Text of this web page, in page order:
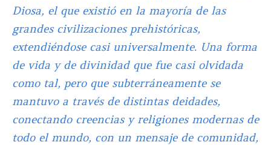
Diosa, el que existió en la mayoría de las
grandes civilizaciones prehistóricas,
extendiéndose casi universalmente. Una forma
de vida y de divinidad que fue casi olvidada
como tal, pero que subterráneamente se
mantuvo a través de distintas deidades,
conectando creencias y religiones modernas de
todo el mundo, con un mensaje de comunidad,